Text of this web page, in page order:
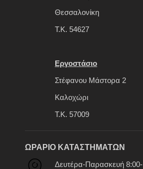
Θεσσαλονίκη
Τ.Κ. 54627
Εργοστάσιο
Στέφανου Μάστορα 2
Καλοχώρι
Τ.Κ. 57009
ΩΡΑΡΙΟ ΚΑΤΑΣΤΗΜΑΤΩΝ
Δευτέρα-Παρασκευή 8:00-